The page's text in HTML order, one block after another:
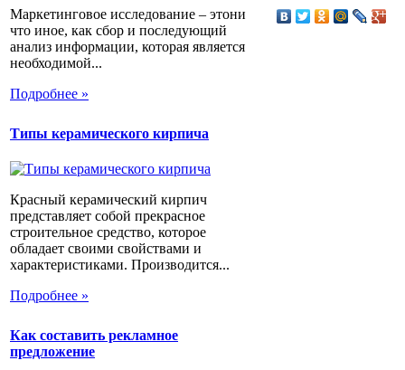
Маркетинговое исследование – этони
что иное, как сбор и последующий
анализ информации, которая является
необходимой...
Подробнее »
Типы керамического кирпича
Красный керамический кирпич
представляет собой прекрасное
строительное средство, которое
обладает своими свойствами и
характеристиками. Производится...
Подробнее »
Как составить рекламное
предложение